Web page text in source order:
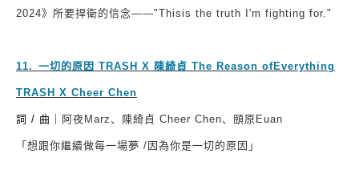
2024》所要捍衛的信念——"Thisis the truth I'm fighting for."
11. 一切的原因 TRASH X 陳綺貞 The Reason ofEverything
TRASH X Cheer Chen
詞 / 曲｜ 阿夜 Marz 、陳綺貞 Cheer Chen、頤原 Euan
「想跟你繼續做每一場夢 / 因為你是一切的原因」